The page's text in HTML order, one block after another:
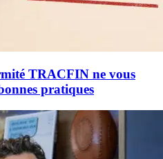
TRACFIN ne vous
pratiques